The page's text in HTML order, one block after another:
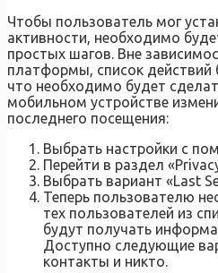
Чтобы пользователь мог
активности, необходимо
простых шагов. Вне
платформы, список
что необходимо будет
мобильном устройстве
последнего посещения:
Выбрать настройки с
Перейти в раздел
Выбрать вариант «Last
Теперь пользователю
тех пользователей из
будут получать
Доступно следующие
контакты и никто.